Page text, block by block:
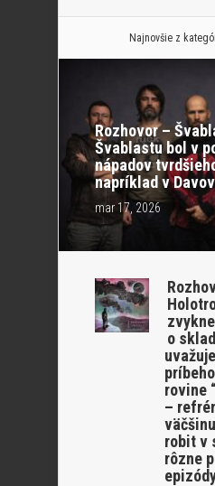
Najnovšie z
Rozhovor –
Švablastu bol v
nápadov
napríklad v
mar 17, 2026
o
rovine
–
robit v
rôzne